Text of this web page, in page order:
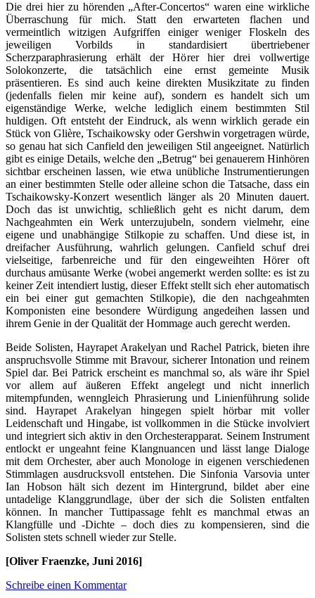
Die drei hier zu hörenden „After-Concertos“ waren eine wirkliche
Überraschung für mich. Statt den erwarteten flachen und
vermeintlich witzigen Aufgriffen einiger weniger Floskeln des
jeweiligen Vorbilds in standardisiert übertriebener
Scherzparaphrasierung erhält der Hörer hier drei vollwertige
Solokonzerte, die tatsächlich eine ernst gemeinte Musik
präsentieren. Es sind auch keine direkten Musikzitate zu finden
(jedenfalls fielen mir keine auf), sondern es handelt sich um
eigenständige Werke, welche lediglich einem bestimmten Stil
huldigen. Oft entsteht der Eindruck, als wenn wirklich gerade ein
Stück von Glière, Tschaikowsky oder Gershwin vorgetragen würde,
so genau hat sich Canfield den jeweiligen Stil angeeignet. Natürlich
gibt es einige Details, welche den „Betrug“ bei genauerem Hinhören
sichtbar erscheinen lassen, wie etwa unübliche Instrumentierungen
an einer bestimmten Stelle oder alleine schon die Tatsache, dass ein
Tschaikowsky-Konzert wesentlich länger als 20 Minuten dauert.
Doch das ist unwichtig, schließlich geht es nicht darum, dem
Nachgeahmten ein Werk unterzujubeln, sondern vielmehr, eine
eigene und unabhängige Stilkopie zu schaffen. Und diese ist, in
dreifacher Ausführung, wahrlich gelungen. Canfield schuf drei
vielseitige, farbenreiche und für den eingeweihten Hörer oft
durchaus amüsante Werke (wobei angemerkt werden sollte: es ist zu
keiner Zeit intendiert lustig, dieser Effekt stellt sich eher automatisch
ein bei einer gut gemachten Stilkopie), die den nachgeahmten
Komponisten eine besondere Würdigung angedeihen lassen und
ihrem Genie in der Qualität der Hommage auch gerecht werden.
Beide Solisten, Hayrapet Arakelyan und Rachel Patrick, bieten ihre
anspruchsvolle Stimme mit Bravour, sicherer Intonation und reinem
Spiel dar. Bei Patrick erscheint es manchmal so, als wäre ihr Spiel
vor allem auf äußeren Effekt angelegt und nicht innerlich
mitempfunden, wenngleich Phrasierung und Linienführung solide
sind. Hayrapet Arakelyan hingegen spielt hörbar mit voller
Leidenschaft und Hingabe, ist vollkommen in die Stücke involviert
und integriert sich aktiv in den Orchesterapparat. Seinem Instrument
entlockt er ungeahnt feine Klangnuancen und lässt lange Dialoge
mit dem Orchester, aber auch Monologe in eigenen verschiedenen
Stimmlagen ausdrucksvoll entstehen. Die Sinfonia Varsovia unter
Ian Hobson hält sich dezent im Hintergrund, bildet aber eine
untadelige Klanggrundlage, über der sich die Solisten entfalten
können. In mancher Tuttipassage fehlt es manchmal etwas an
Klangfülle und -Dichte – doch dies zu kompensieren, sind die
Solisten stets schnell wieder zur Stelle.
[Oliver Fraenzke, Juni 2016]
Schreibe einen Kommentar